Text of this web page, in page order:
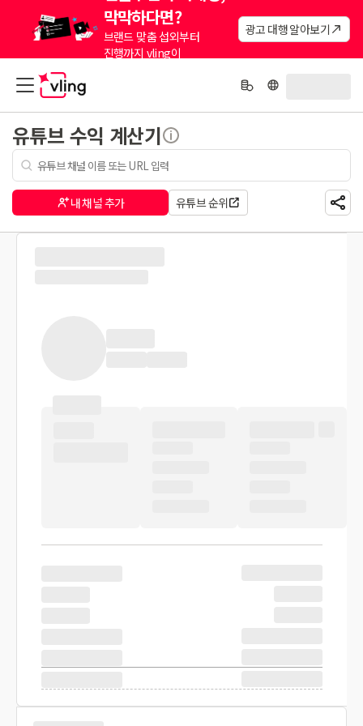
막막하다면?
브랜드 맞춤 섭외부터
진행까지 vling이
광고 대행 알아보기
유튜브 수익 계산기
내 채널 추가 유튜브 순위